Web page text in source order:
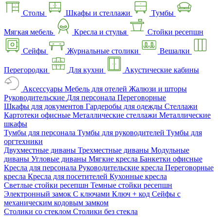
Столы Шкафы и стеллажи Тумбы
Мягкая мебель Кресла и стулья Стойки ресепшн
Сейфы Журнальные столики Вешалки
Перегородки Для кухни Акустические кабины
Аксессуары Мебель для отелей Жалюзи и шторы
Руководительские Для персонала Переговорные
Шкафы для документов Гардеробы для одежды Стеллажи
Картотеки офисные Металлические стеллажи Металлические
шкафы
Тумбы для персонала Тумбы для руководителей Тумбы для
оргтехники
Двухместные диваны Трехместные диваны Модульные
диваны Угловые диваны Мягкие кресла Банкетки офисные
Кресла для персонала Руководительские кресла Переговорные
кресла Кресла для посетителей Кухонные кресла
Светлые стойки ресепшн Темные стойки ресепшн
Электронный замок С ключами Ключ + код Сейфы с
механическим кодовым замком
Столики со стеклом Столики без стекла